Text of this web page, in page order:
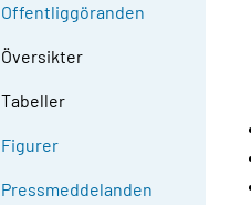
Offentliggöranden
Översikter
Tabeller
Figurer
Pressmeddelanden